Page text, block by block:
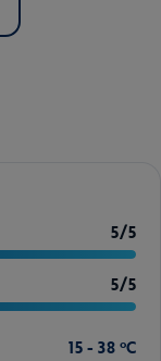
5/5
5/5
15 - 38 ºC